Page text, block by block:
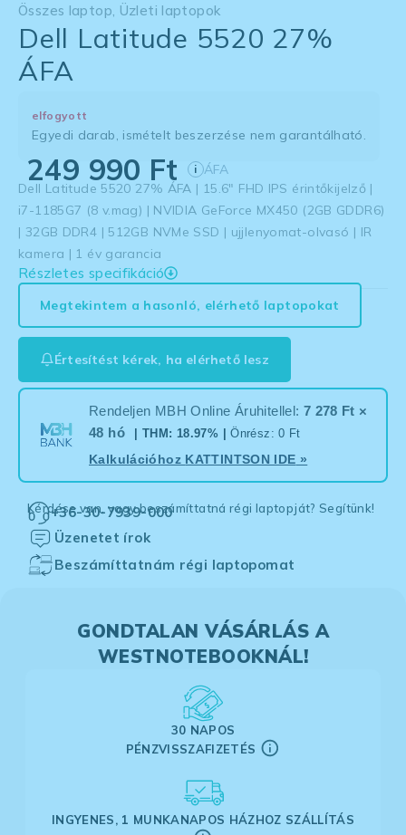
Összes laptop Üzleti laptopok
Dell Latitude 5520 27%
ÁFA
elfogyott
Egyedi darab, ismételt beszerzése nem garantálható.
249 990 Ft i ÁFA
Dell Latitude 5520 27% ÁFA | 15.6″ FHD IPS érintőkijelző |
i7-1185G7 (8 v.mag) | NVIDIA GeForce MX450 (2GB GDDR6)
| 32GB DDR4 | 512GB NVMe SSD | ujjlenyomat-olvasó | IR
kamera | 1 év garancia
Részletes specifikáció
Megtekintem a hasonló, elérhető laptopokat
Értesítést kérek, ha elérhető lesz
Rendeljen MBH Online Áruhitellel: 7 278 Ft ×
48 hó
| THM: 18.97% |Önrész: 0 Ft
Kalkulációhoz KATTINTSON IDE »
Kérdése van, vagy beszámíttatná régi laptopját? Segítünk!
+36-30-7939-000
Üzenetet írok
Beszámíttatnám régi laptopomat
GONDTALAN VÁSÁRLÁS A
WESTNOTEBOOKNÁL!
30 NAPOS
PÉNZVISSZAFIZETÉS
INGYENES, 1 MUNKANAPOS HÁZHOZ SZÁLLÍTÁS